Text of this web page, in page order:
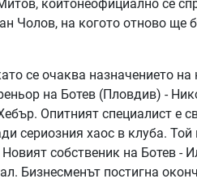
койтонеофициално се
Чолов, на когото отново ще
се очаква назначението
на Ботев (Пловдив) -
Опитният специалист е
сериозния хаос в клуба. Той
собственик на Ботев -
Бизнесменът постигна